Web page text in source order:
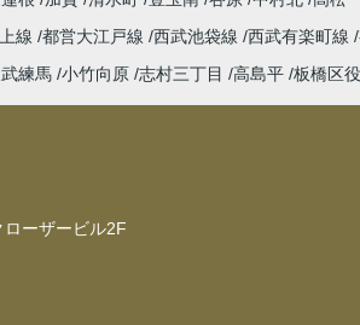
線 都営大江戸線 西武池袋線 西武有楽町線
練馬 小竹向原 志村三丁目 高島平 板橋区
ーザービル2F